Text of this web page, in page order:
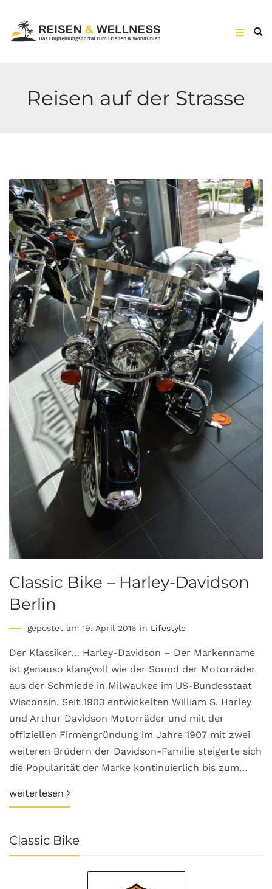
Reisen auf der Strasse
Classic Bike – Harley-Davidson
Berlin
gepostet am 19. April 2016 in Lifestyle
Der Klassiker… Harley-Davidson – Der Markenname
ist genauso klangvoll wie der Sound der Motorräder
aus der Schmiede in Milwaukee im US-Bundesstaat
Wisconsin. Seit 1903 entwickelten William S. Harley
und Arthur Davidson Motorräder und mit der
offiziellen Firmengründung im Jahre 1907 mit zwei
weiteren Brüdern der Davidson-Familie steigerte sich
die Popularität der Marke kontinuierlich bis zum…
weiterlesen
Classic Bike